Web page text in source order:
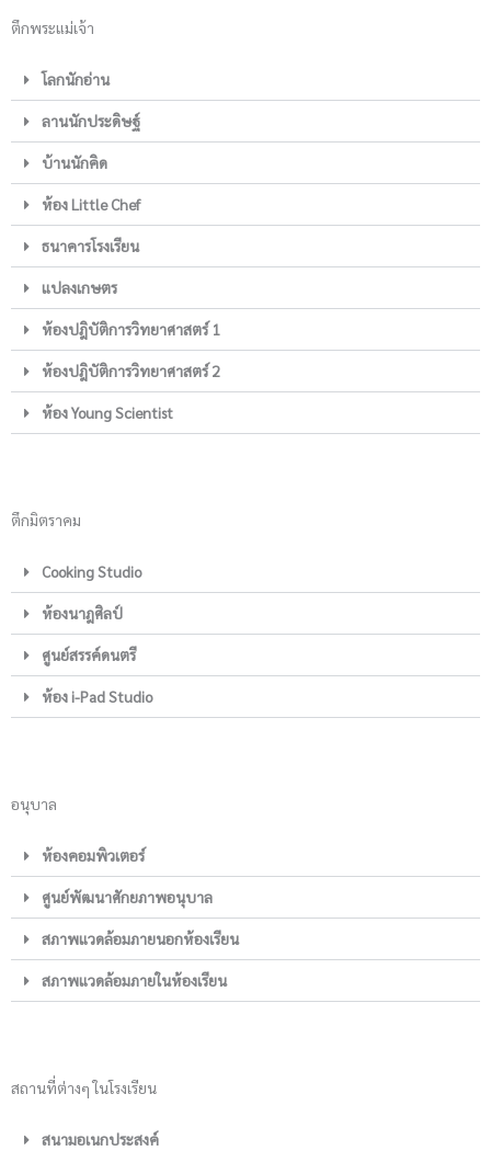
ตึกพระแม่เจ้า
โลกนักอ่าน
ลานนักประดิษฐ์
บ้านนักคิด
ห้อง Little Chef
ธนาคารโรงเรียน
แปลงเกษตร
ห้องปฎิบัติการวิทยาศาสตร์ 1
ห้องปฎิบัติการวิทยาศาสตร์ 2
ห้อง Young Scientist
ตึกมิตราคม
Cooking Studio
ห้องนาฎศิลป์
ศูนย์สรรค์ดนตรี
ห้อง i-Pad Studio
อนุบาล
ห้องคอมพิวเตอร์
ศูนย์พัฒนาศักยภาพอนุบาล
สภาพแวดล้อมภายนอกห้องเรียน
สภาพแวดล้อมภายในห้องเรียน
สถานที่ต่างๆ ในโรงเรียน
สนามอเนกประสงค์